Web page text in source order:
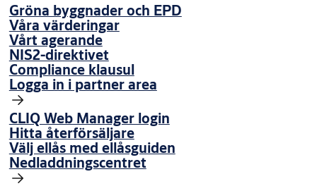
Gröna byggnader och EPD
Våra värderingar
Vårt agerande
NIS2-direktivet
Compliance klausul
Logga in i partner area
CLIQ Web Manager login
Hitta återförsäljare
Välj ellås med ellåsguiden
Nedladdningscentret